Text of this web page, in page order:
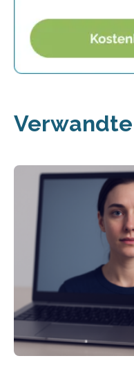
Verwandte